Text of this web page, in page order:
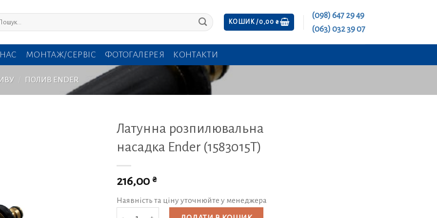
КОШИК /0,00 ₴
(098) 647 29 49
(063) 032 39 07
МОНТАЖ/СЕРВІС ФОТОГАЛЕРЕЯ КОНТАКТИ
/ ПОЛИВ ENDER
Латунна розпилювальна
насадка Ender (1583015Т)
216,00 ₴
Наявність та ціну уточнюйте у менеджера
Латунна розпилювальна насадка Ender (1583015Т) кількість